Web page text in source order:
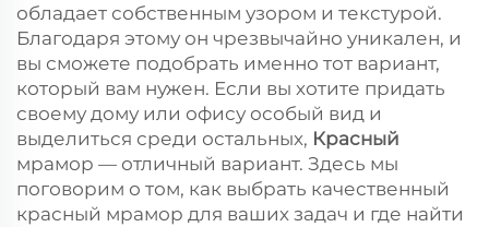
обладает собственным узором и текстурой.
Благодаря этому он чрезвычайно уникален, и
вы сможете подобрать именно тот вариант,
который вам нужен. Если вы хотите придать
своему дому или офису особый вид и
выделиться среди остальных, Красный
мрамор — отличный вариант. Здесь мы
поговорим о том, как выбрать качественный
красный мрамор для ваших задач и где найти